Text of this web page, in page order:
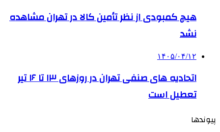
هیچ کمبودی از نظر تأمین کالا در تهران مشاهده
نشد
۱۴۰۵/۰۴/۱۲
اتحادیه های صنفی تهران در روزهای ۱۳ تا ۱۶ تیر
تعطیل است
پیوندها